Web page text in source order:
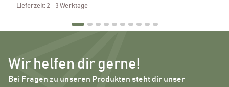
Lieferzeit: 2 - 3 Werktage
Wir helfen dir gerne!
Bei Fragen zu unseren Produkten steht dir unser